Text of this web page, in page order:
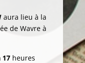
aura lieu à la
de Wavre à
17heures